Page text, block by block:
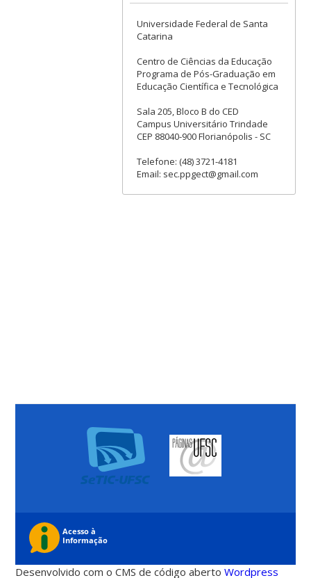
Universidade Federal de Santa
Catarina
Centro de Ciências da Educação
Programa de Pós-Graduação em
Educação Científica e Tecnológica
Sala 205, Bloco B do CED
Campus Universitário Trindade
CEP 88040-900 Florianópolis - SC
Telefone: (48) 3721-4181
Email: sec.ppgect@gmail.com
Desenvolvido com o CMS de código abertoWordpress